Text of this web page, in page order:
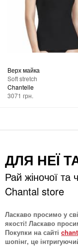
Верх майка
Soft stretch
Chantelle
3071 грн.
ДЛЯ НЕЇ
Рай жіночої та
Chantal store
Ласкаво просимо у
якості! Ласкаво
Покупки на сайті
шопінг, це